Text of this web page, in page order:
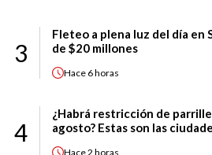
3
Fleteo a plena luz del día en
de $20 millones
Hace 6 horas
4
¿Habrá restricción de
agosto? Estas son las
Hace2 horas